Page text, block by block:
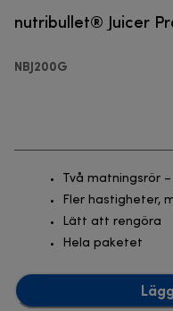
nutribullet® Juicer
NBJ200G
Två matningsrör
Fler hastigheter,
Lätt att rengöra
Hela paketet